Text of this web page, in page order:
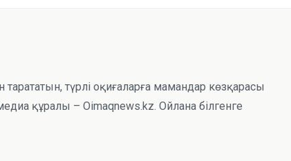
тарататын, түрлі оқиғаларға мамандар көзқарасы
құралы – Oimaqnews.kz. Ойлана білгенге